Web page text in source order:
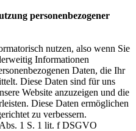
personenbezogener
nutzen, also wenn Sie
Informationen
Daten, die Ihr
Diese Daten sind für uns
Website anzuzeigen und die
Diese Daten ermöglichen
zu verbessern.
1 S. 1 lit. f DSGVO